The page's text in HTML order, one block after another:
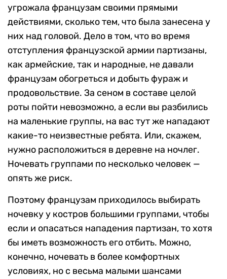
угрожала французам своими прямыми
действиями, сколько тем, что была занесена у
них над головой. Дело в том, что во время
отступления французской армии партизаны,
как армейские, так и народные, не давали
французам обогреться и добыть фураж и
продовольствие. За сеном в составе целой
роты пойти невозможно, а если вы разбились
на маленькие группы, на вас тут же нападают
какие-то неизвестные ребята. Или, скажем,
нужно расположиться в деревне на ночлег.
Ночевать группами по несколько человек —
опять же риск.
Поэтому французам приходилось выбирать
ночевку у костров большими группами, чтобы
если и опасаться нападения партизан, то хотя
бы иметь возможность его отбить. Можно,
конечно, ночевать в более комфортных
условиях, но с весьма малыми шансами